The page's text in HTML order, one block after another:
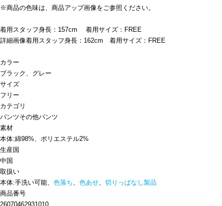
※商品の色味は、商品アップ画像をご参照ください。
着用スタッフ身長：157cm 着用サイズ：FREE
詳細画像着用スタッフ身長：162cm 着用サイズ：FREE
カラー
ブラック、グレー
サイズ
フリー
カテゴリ
パンツその他パンツ
素材
本体:綿98%、ポリエステル2%
生産国
中国
取扱い
本体:手洗い可能、 色落ち、 色あせ、 切りっぱなし製品
商品番号
26070462931010